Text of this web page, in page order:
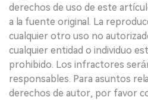
derechos de uso de este
a la fuente original. La
cualquier otro uso no
cualquier entidad o individuo
prohibido. Los infractores
responsables. Para asuntos
derechos de autor, por favor